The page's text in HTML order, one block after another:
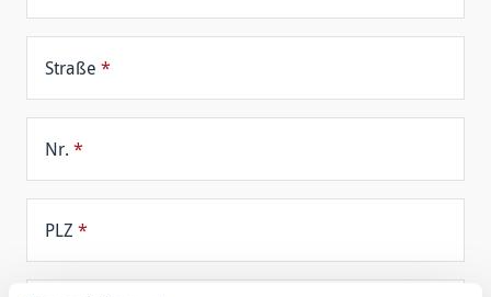
Straße *
Nr. *
PLZ *